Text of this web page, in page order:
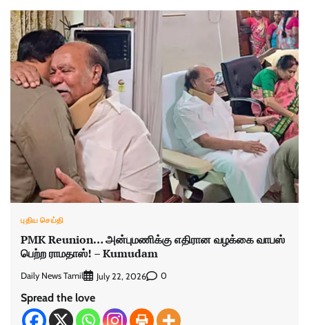
புதிய செய்தி
PMK Reunion… அன்புமணிக்கு எதிரான வழக்கை வாபஸ்
பெற்ற ராமதாஸ்! – Kumudam
Daily News Tamil July 22, 2026 0
Spread the love